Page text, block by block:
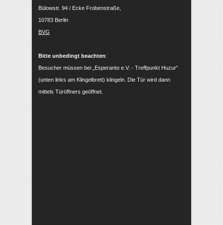
Bülowstr. 94 / Ecke Frobenstraße,
10783 Berlin
BVG
Bitte unbedingt beachten:
Besucher müssen bei „Esperanto e.V. - Treffpunkt Huzur“
(unten links am Klingelbrett) klingeln. Die Tür wird dann
mittels Türöffners geöffnet.